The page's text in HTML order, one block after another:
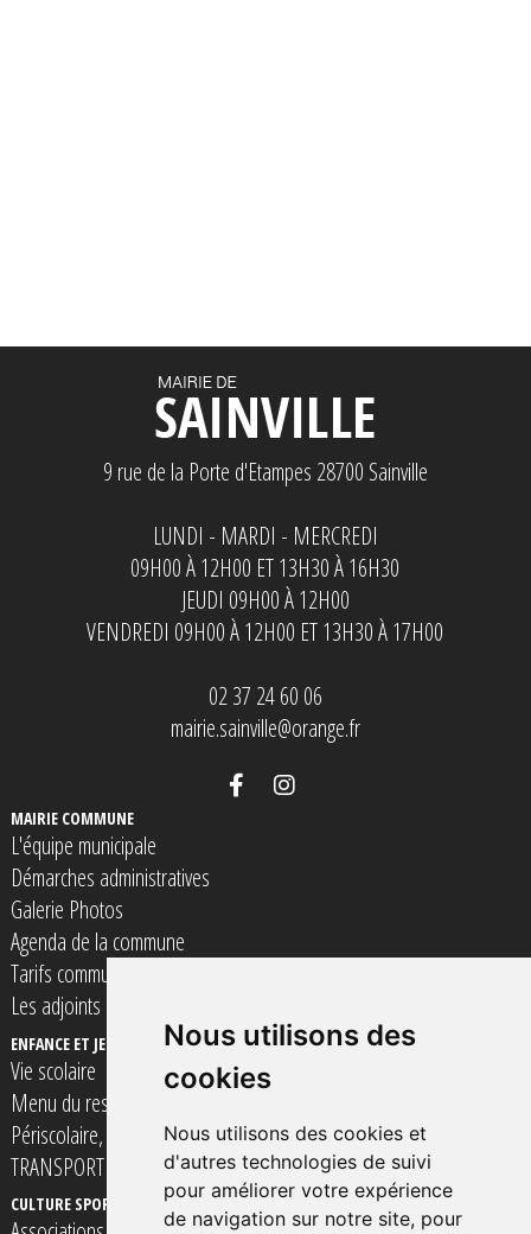
Nous utilisons des
cookies
Nous utilisons des cookies et
d'autres technologies de suivi
pour améliorer votre expérience
de navigation sur notre site, pour
9 rue de la Porte d'Etampes 28700 Sainville
LUNDI - MARDI - MERCREDI
09H00 À 12H00 ET 13H30 À 16H30
JEUDI 09H00 À 12H00
VENDREDI 09H00 À 12H00 ET 13H30 À 17H00
02 37 24 60 06
mairie.sainville@orange.fr
MAIRIE COMMUNE
L'équipe municipale
Démarches administratives
Galerie Photos
Agenda de la commune
Tarifs communaux
Les adjoints
ENFANCE ET JEUNESSE
Vie scolaire
Menu du restaurant scolaire
Périscolaire, Accueil de loisirs et Espace Jeunes
TRANSPORT SCOLAIRE
CULTURE SPORT ET LOISIRS VIE SOCIALE SOLIDARITé ET SANTE